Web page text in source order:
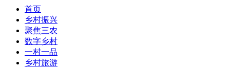
首页
乡村振兴
聚焦三农
数字乡村
一村一品
乡村旅游